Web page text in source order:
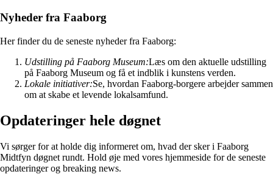
Nyheder fra Faaborg
Her finder du de seneste nyheder fra Faaborg:
Udstilling på Faaborg Museum:Læs om den aktuelle udstilling
på Faaborg Museum og få et indblik i kunstens verden.
Lokale initiativer:Se, hvordan Faaborg-borgere arbejder sammen
om at skabe et levende lokalsamfund.
Opdateringer hele døgnet
Vi sørger for at holde dig informeret om, hvad der sker i Faaborg
Midtfyn døgnet rundt. Hold øje med vores hjemmeside for de seneste
opdateringer og breaking news.